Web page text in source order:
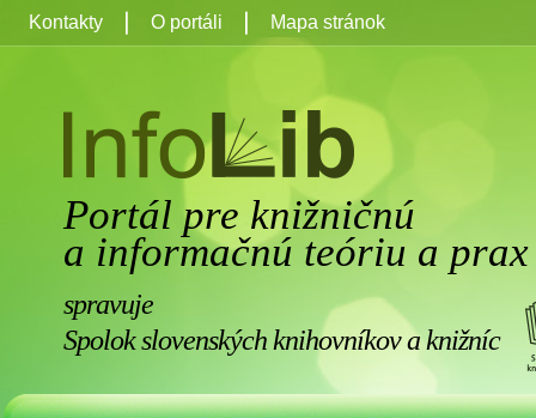
Portál pre knižničnú
a informačnú teóriu a prax
spravuje
Spolok slovenských knihovníkov a knižníc
Kontakty O portáli Mapa stránok